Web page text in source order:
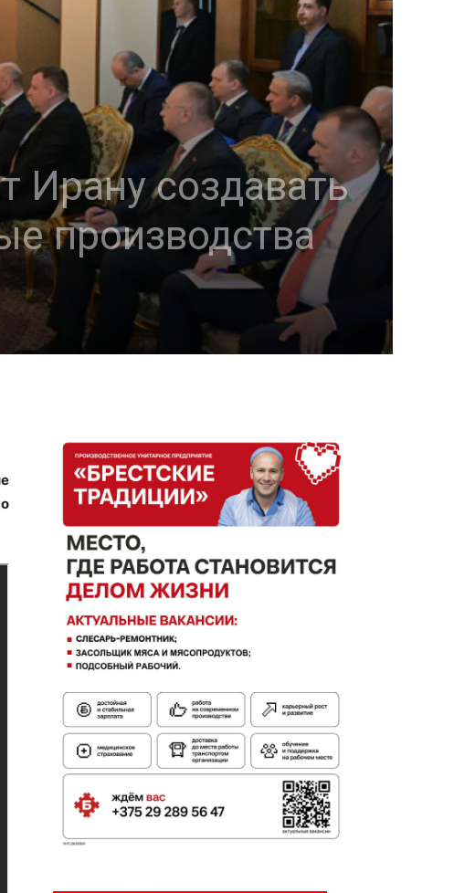
Ирану создавать
производства